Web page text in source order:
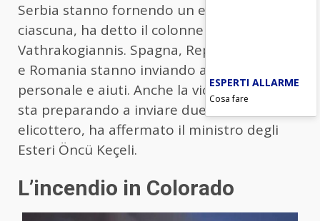
Serbia stanno fornendo un elicottero
ciascuna, ha detto il colonnello
Vathrakogiannis. Spagna, Repubblica Ceca
e Romania stanno inviando altri veicoli,
personale e aiuti. Anche la vicina Turchia si
sta preparando a inviare due aerei e un
elicottero, ha affermato il ministro degli
Esteri Öncü Keçeli.
L’incendio in Colorado
ESPERTI ALLARME
Cosa fare